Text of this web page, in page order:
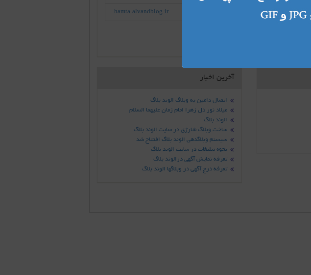
11 ساعت و 49 دقیقه و 27 ثانیه قبل hamta.alvandblog.ir
آخرین اخبار
اتصال دامین به وبلاگ الوند بلاگ
میلاد نور دل زهرا امام زمان علیهما السلام
الوند بلاگ
ساخت وبلاگ شارژی در سایت الوند بلاگ
سیسنم وبلاگدهی الوند بلاگ افتتاح شد
نحوه تبلیغات در سایت الوند بلاگ
تعرفه نمایش آگهی درالوند بلاگ
تعرفه درج آگهی در وبلاگها الوند بلاگ